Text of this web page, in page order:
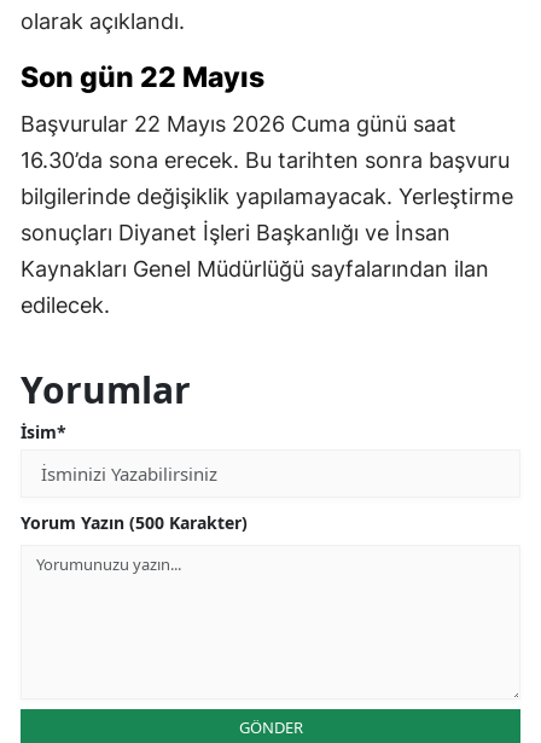
olarak açıklandı.
Son gün 22 Mayıs
Başvurular 22 Mayıs 2026 Cuma günü saat
16.30’da sona erecek. Bu tarihten sonra başvuru
bilgilerinde değişiklik yapılamayacak. Yerleştirme
sonuçları Diyanet İşleri Başkanlığı ve İnsan
Kaynakları Genel Müdürlüğü sayfalarından ilan
edilecek.
Yorumlar
İsim*
Yorum Yazın (500 Karakter)
GÖNDER